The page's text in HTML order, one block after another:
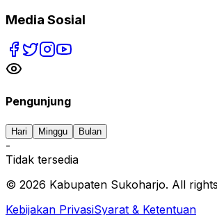
Media Sosial
Pengunjung
Hari Minggu Bulan
-
Tidak tersedia
© 2026 Kabupaten Sukoharjo. All
Kebijakan PrivasiSyarat & Ketentuan